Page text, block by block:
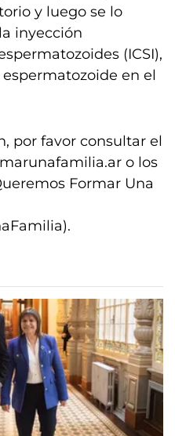
y luego se lo
inyección
(ICSI),
en el
por favor consultar el
o los
Formar Una